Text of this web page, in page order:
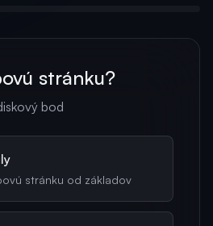
stránku?
bod
stránku od základov